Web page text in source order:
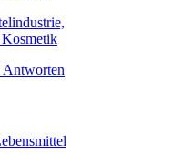
Kosmetik
Antworten